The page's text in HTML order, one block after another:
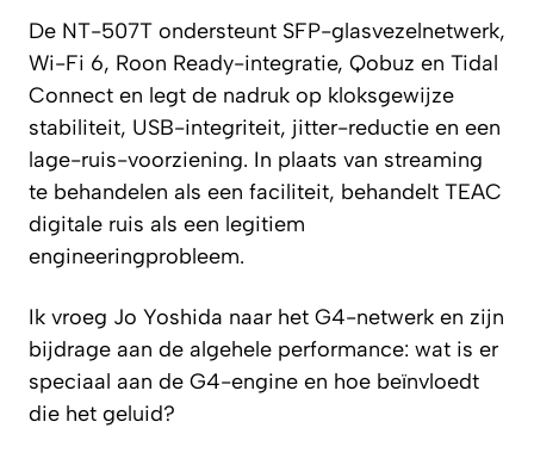
De NT-507T ondersteunt SFP-glasvezelnetwerk,
Wi-Fi 6, Roon Ready-integratie, Qobuz en Tidal
Connect en legt de nadruk op kloksgewijze
stabiliteit, USB-integriteit, jitter-reductie en een
lage-ruis-voorziening. In plaats van streaming
te behandelen als een faciliteit, behandelt TEAC
digitale ruis als een legitiem
engineeringprobleem.
Ik vroeg Jo Yoshida naar het G4-netwerk en zijn
bijdrage aan de algehele performance: wat is er
speciaal aan de G4-engine en hoe beïnvloedt
die het geluid?